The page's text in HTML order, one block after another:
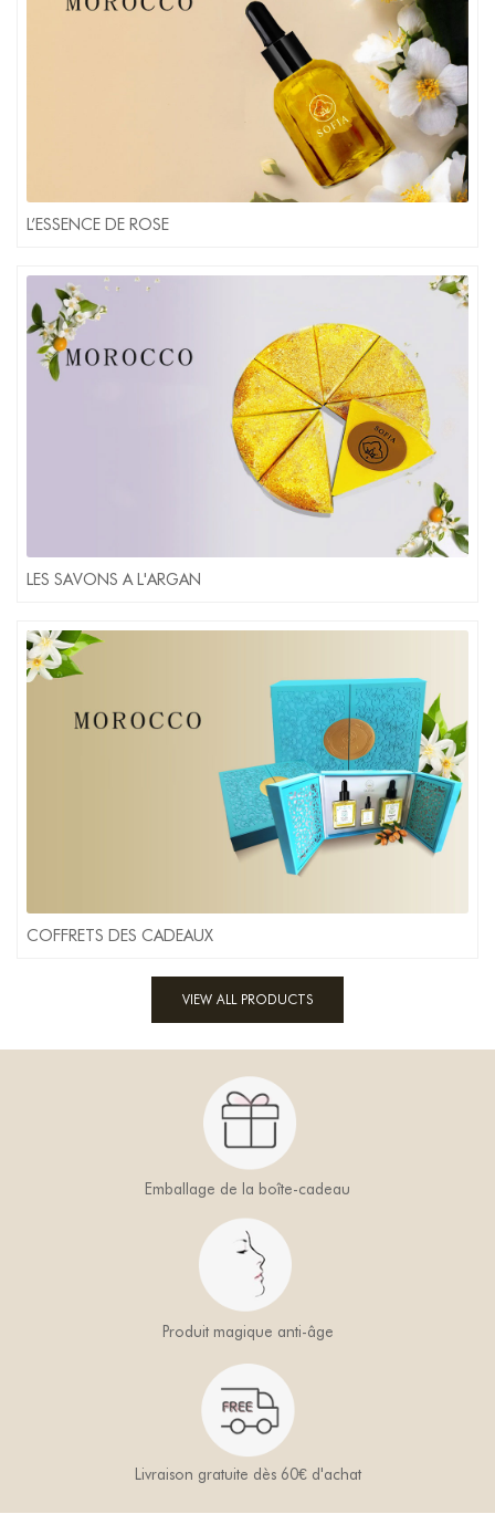
L’ESSENCE DE ROSE
LES SAVONS A L'ARGAN
COFFRETS DES CADEAUX
VIEW ALL PRODUCTS
Emballage de la boîte-cadeau
Produit magique anti-âge
Livraison gratuite dès 60€ d'achat